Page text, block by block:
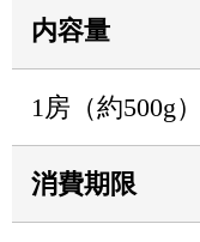
内容量
1房（約500g）
消費期限